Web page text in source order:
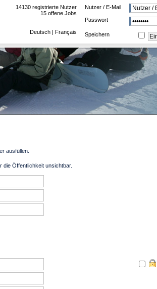
Nutzer / E-Mail
Passwort
Speichern
14130 registrierte Nutzer
15 offene Jobs
Deutsch | Français
ausfüllen.
die Öffentlichkeit unsichtbar.